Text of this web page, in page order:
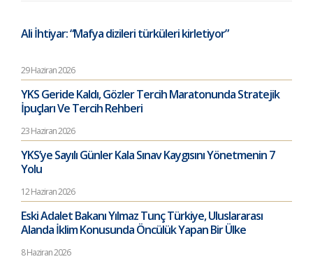
Ali İhtiyar: “Mafya dizileri türküleri kirletiyor”
29 Haziran 2026
YKS Geride Kaldı, Gözler Tercih Maratonunda Stratejik
İpuçları Ve Tercih Rehberi
23 Haziran 2026
YKS’ye Sayılı Günler Kala Sınav Kaygısını Yönetmenin 7
Yolu
12 Haziran 2026
Eski Adalet Bakanı Yılmaz Tunç Türkiye, Uluslararası
Alanda İklim Konusunda Öncülük Yapan Bir Ülke
8 Haziran 2026